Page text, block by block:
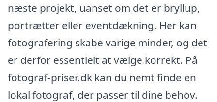
næste projekt, uanset om det er bryllup,
portrætter eller eventdækning. Her kan
fotografering skabe varige minder, og det
er derfor essentielt at vælge korrekt. På
fotograf-priser.dk kan du nemt finde en
lokal fotograf, der passer til dine behov.